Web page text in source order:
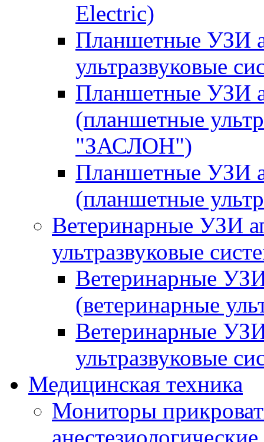
Electric)
Планшетные УЗИ
ультразвуковые
Планшетные УЗИ
(планшетные
"ЗАСЛОН")
Планшетные УЗИ
(планшетные
Ветеринарные УЗИ
ультразвуковые
Ветеринарные
(ветеринарные
Ветеринарные
ультразвуковые
Медицинская техника
Мониторы